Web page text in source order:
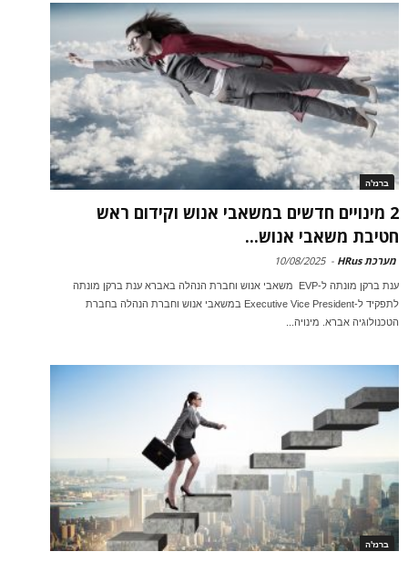
ברנז'ה
2 מינויים חדשים במשאבי אנוש וקידום ראש
חטיבת משאבי אנוש...
מערכת HRus -
10/08/2025
ענת ברקן מונתה ל-EVP משאבי אנוש וחברת הנהלה באברא ענת ברקן מונתה
לתפקיד ל-Executive Vice President במשאבי אנוש וחברת הנהלה בחברת
הטכנולוגיה אברא. מינויה...
ברנז'ה